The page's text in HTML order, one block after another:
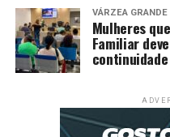
VÁRZEA GRANDE
Mulheres
Familiar